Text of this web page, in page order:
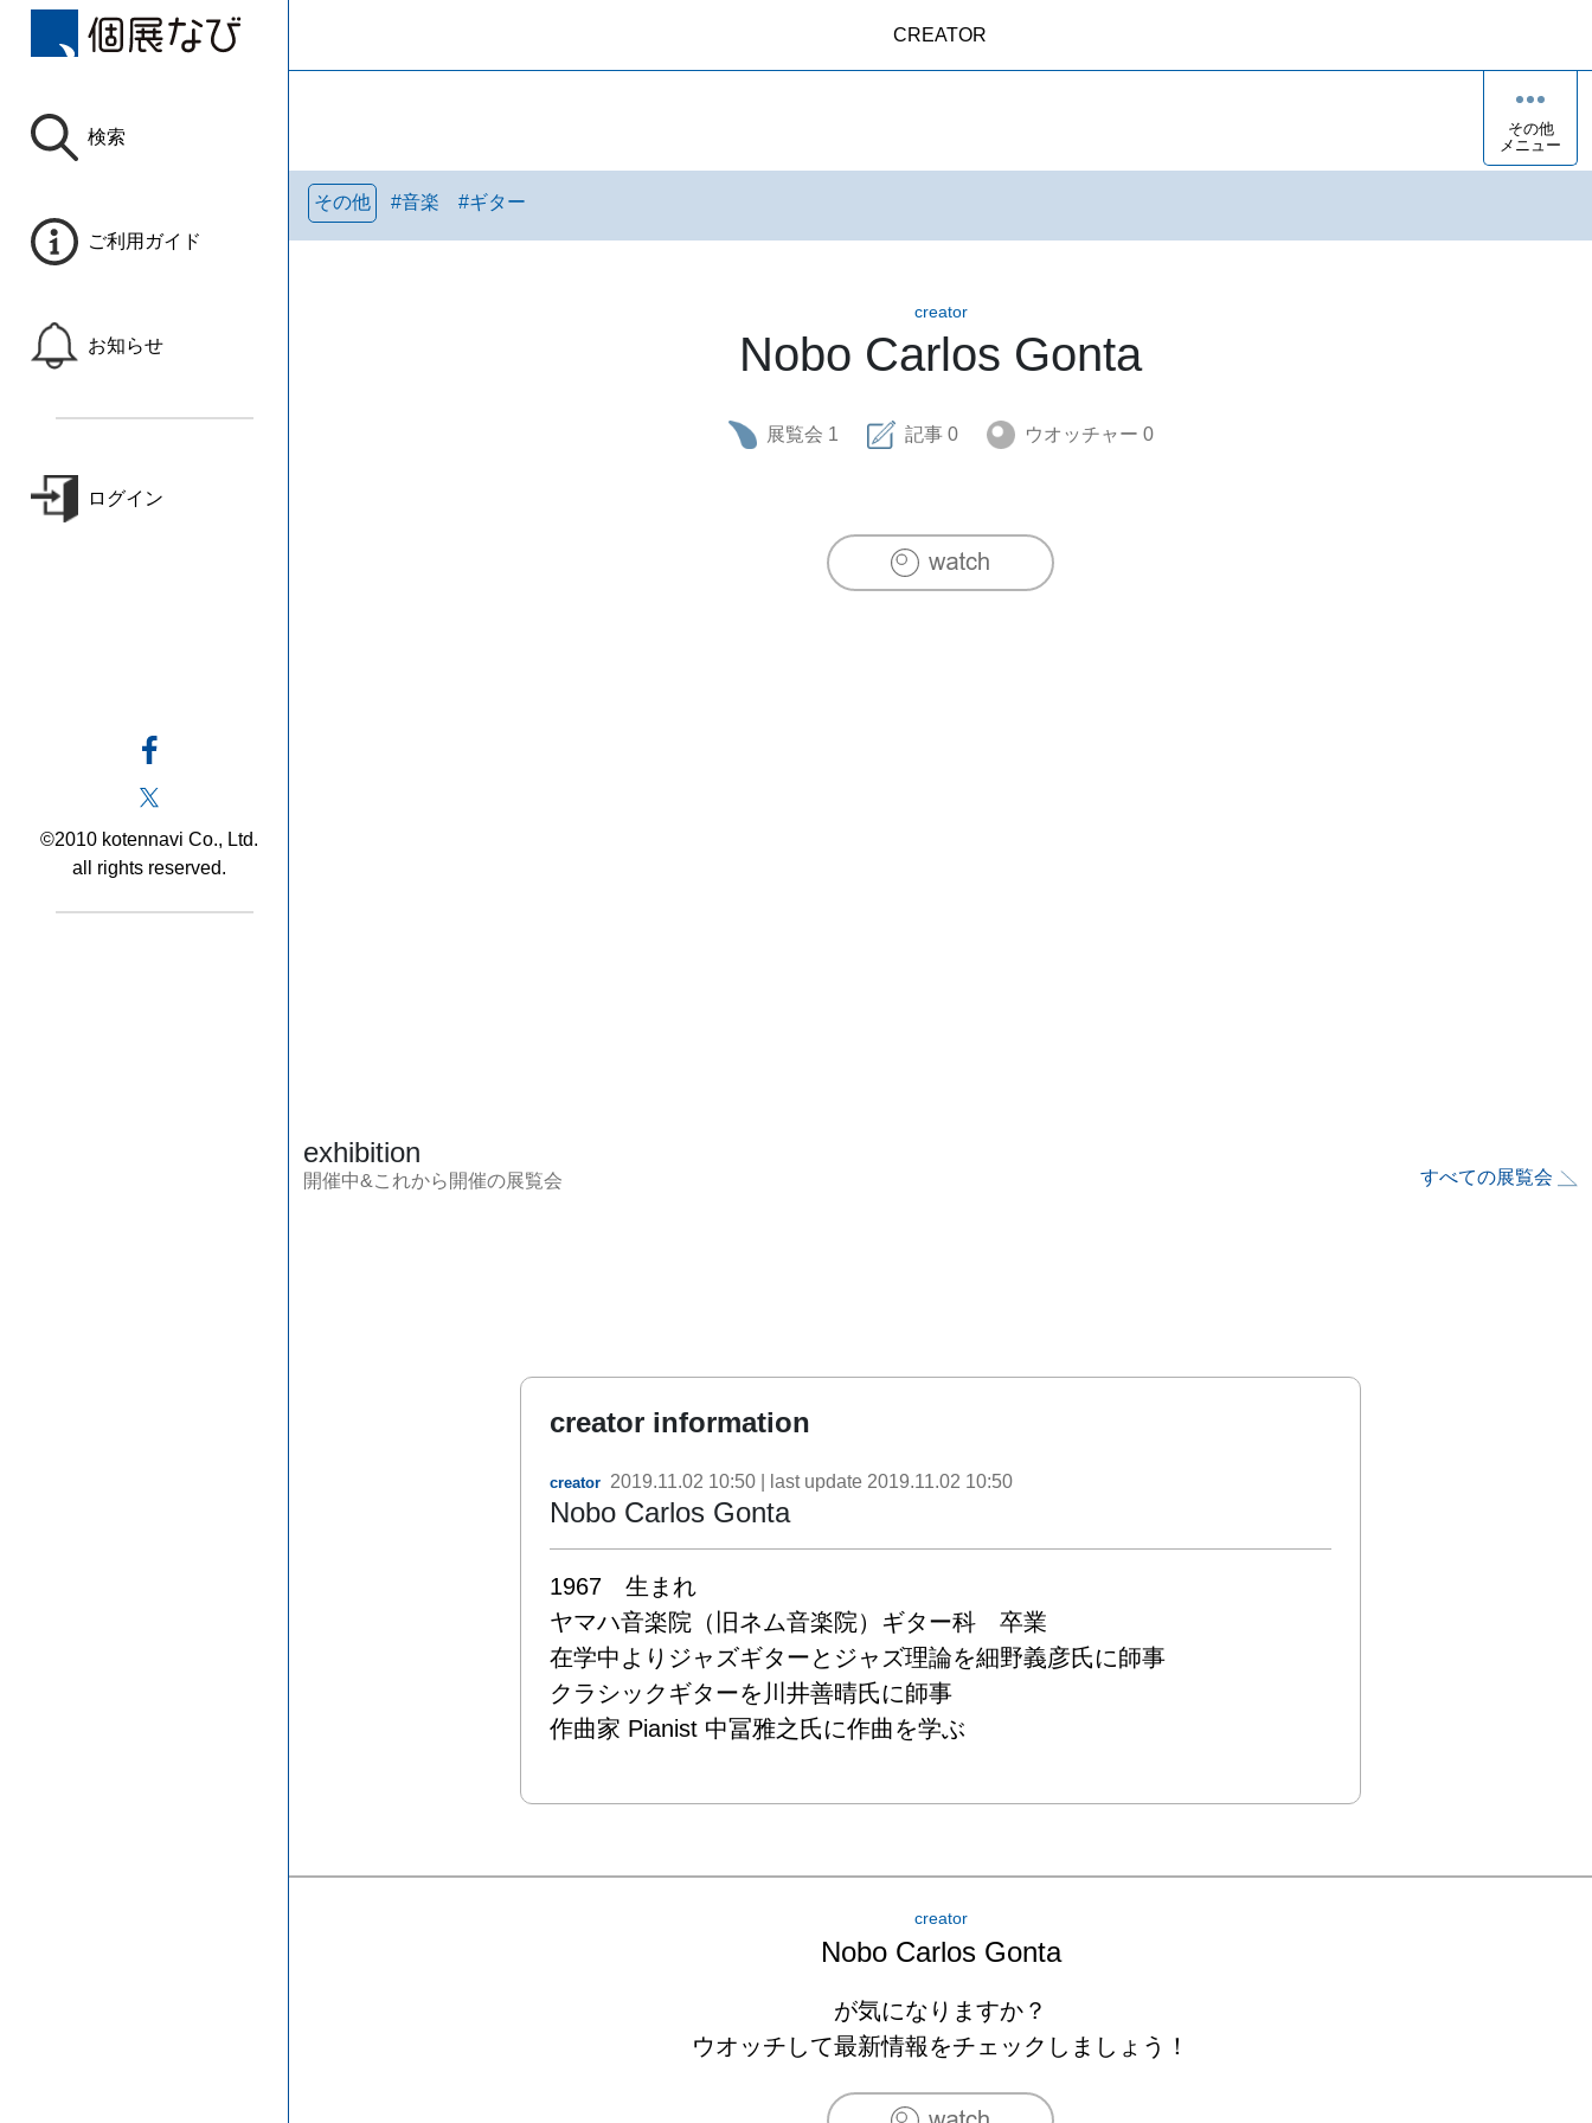
検索
ご利用ガイド
お知らせ
ログイン
©2010 kotennavi Co., Ltd.
all rights reserved.
CREATOR
その他
メニュー
その他 #音楽 #ギター
creator
Nobo Carlos Gonta
展覧会 1 記事 0 ウオッチャー 0
exhibition
開催中&これから開催の展覧会 すべての展覧会
creator information
creator 2019.11.02 10:50 | last update 2019.11.02 10:50
Nobo Carlos Gonta
1967　生まれ
ヤマハ音楽院（旧ネム音楽院）ギター科　卒業
在学中よりジャズギターとジャズ理論を細野義彦氏に師事
クラシックギターを川井善晴氏に師事
作曲家 Pianist 中冨雅之氏に作曲を学ぶ
creator
Nobo Carlos Gonta
が気になりますか？
ウオッチして最新情報をチェックしましょう！